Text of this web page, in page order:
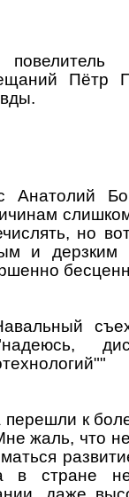
Пётр
Анатолий
но
и дерзким
перешли к
жаль, что
в стране